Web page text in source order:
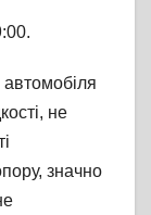
не
значно